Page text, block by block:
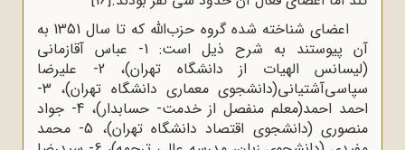
اعضای شناخته شده گروه حزب‌الله که تا سال 1351 به
آن پیوستند به شرح ذیل است: 1- عباس آقازمانی
(لیسانس الهیات از دانشگاه تهران)، 2- علیرضا
سپاسی‌آشتیانی(دانشجوی معماری دانشگاه تهران)، 3-
احمد احمد(معلم منفصل از خدمت- حسابدار)، 4- جواد
منصوری (دانشجوی اقتصاد دانشگاه تهران)، 5- محمد